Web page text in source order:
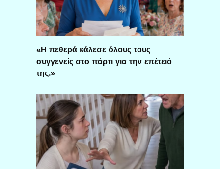
«Η πεθερά κάλεσε όλους τους
συγγενείς στο πάρτι για την επέτειό
της.»